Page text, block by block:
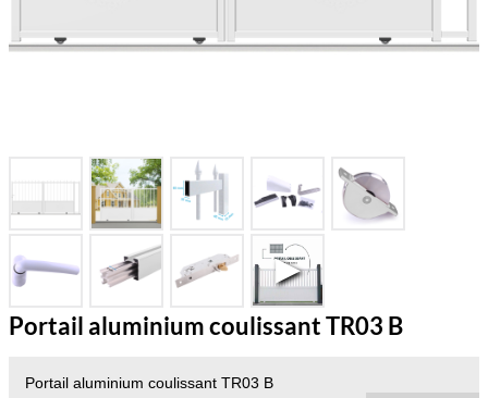
Portail aluminium coulissant TR03 B
Portail aluminium coulissant TR03 B